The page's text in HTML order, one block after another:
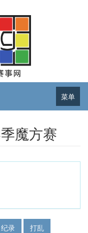
菜单
魔方赛
纪录
打乱